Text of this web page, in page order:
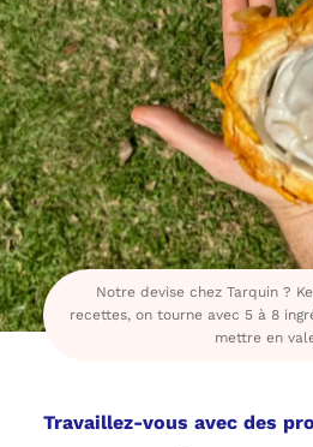
Notre devise chez Tarquin ?
recettes, on tourne avec 5 à 8
mettre en
Travaillez-vous avec des